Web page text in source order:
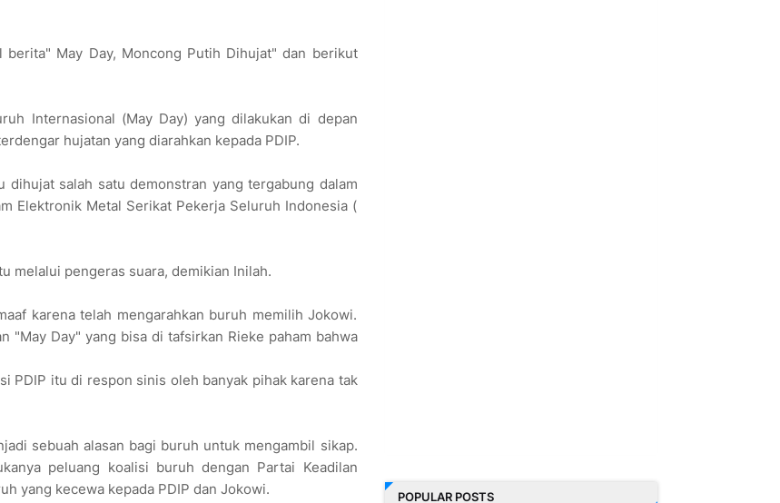
May Day, Moncong Putih Dihujat" dan berikut
Internasional (May Day) yang dilakukan di depan
hujatan yang diarahkan kepada PDIP.
salah satu demonstran yang tergabung dalam
Elektronik Metal Serikat Pekerja Seluruh Indonesia (
melalui pengeras suara, demikian Inilah.
karena telah mengarahkan buruh memilih Jokowi.
"May Day" yang bisa di tafsirkan Rieke paham bahwa
PDIP itu di respon sinis oleh banyak pihak karena tak
sebuah alasan bagi buruh untuk mengambil sikap.
peluang koalisi buruh dengan Partai Keadilan
yang kecewa kepada PDIP dan Jokowi.
POPULAR POSTS